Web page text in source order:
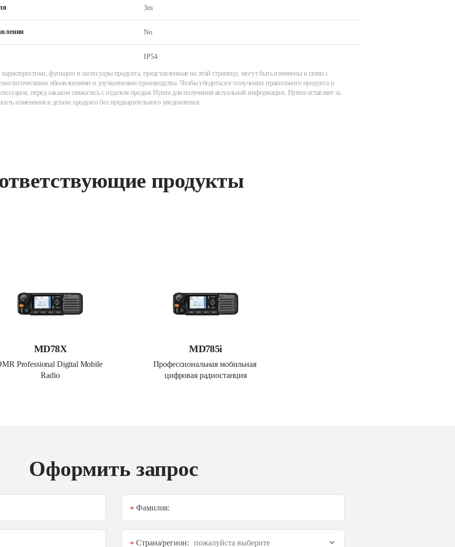
3m
No
IP54
функции и аксессуары продукта, представленные на этой странице, могут быть изменены в связи с
обновлениями и улучшениями производства. Чтобы убедиться в получении правильного продукта и
перед заказом свяжитесь с отделом продаж Hytera для получения актуальной информации. Hytera оставляет за
изменения в детали продукта без предварительного уведомления.
продукты
MD78X
Professional Digital Mobile
Radio
MD785i
Профессиональная мобильная
цифровая радиостанция
Оформить запрос
Фамилия:
*
Страна/регион:
*